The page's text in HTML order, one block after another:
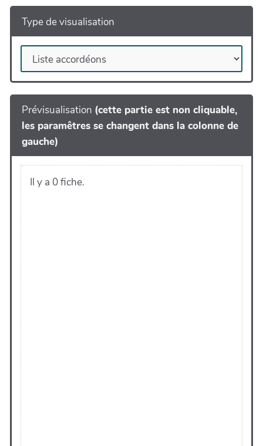
Type de visualisation
Prévisualisation (cette partie est non cliquable,
les paramêtres se changent dans la colonne de
gauche)